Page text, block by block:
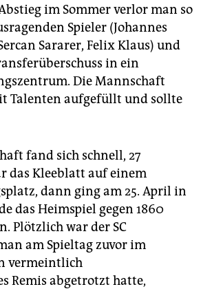
im Sommer verlor man so
Spieler (Johannes
Sararer, Felix Klaus) und
in ein
Die Mannschaft
Talenten aufgefüllt und sollte
fand sich schnell, 27
das Kleeblatt auf einem
dann ging am 25. April in
das Heimspiel gegen 1860
Plötzlich war der SC
am Spieltag zuvor im
vermeintlich
Remis abgetrotzt hatte,